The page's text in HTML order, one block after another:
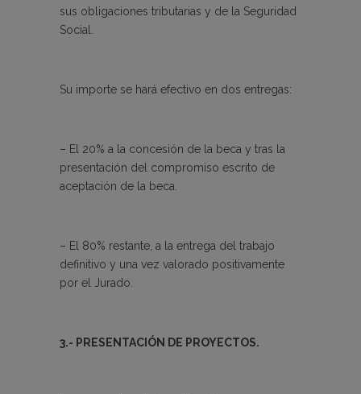
sus obligaciones tributarias y de la Seguridad
Social.
Su importe se hará efectivo en dos entregas:
– El 20% a la concesión de la beca y tras la
presentación del compromiso escrito de
aceptación de la beca.
– El 80% restante, a la entrega del trabajo
definitivo y una vez valorado positivamente
por el Jurado.
3.- PRESENTACIÓN DE PROYECTOS.